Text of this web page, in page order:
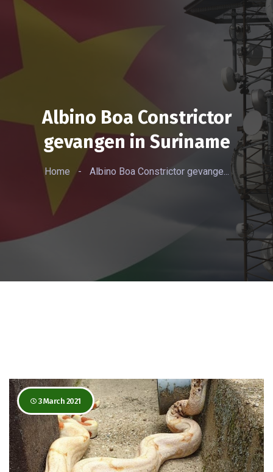
Albino Boa Constrictor
gevangen in Suriname
Home - Albino Boa Constrictor gevange...
3 March 2021